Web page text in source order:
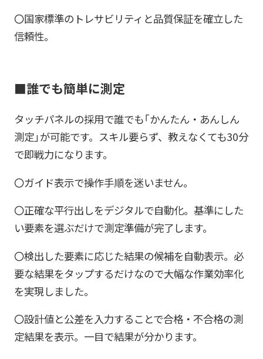
〇国家標準のトレサビリティと品質保証を確立した
信頼性。
■誰でも簡単に測定
タッチパネルの採用で誰でも「かんたん・あんしん
測定」が可能です。スキル要らず、教えなくても30分
で即戦力になります。
〇ガイド表示で操作手順を迷いません。
〇正確な平行出しをデジタルで自動化。基準にした
い要素を選ぶだけで測定準備が完了します。
〇検出した要素に応じた結果の候補を自動表示。必
要な結果をタップするだけなので大幅な作業効率化
を実現しました。
〇設計値と公差を入力することで合格・不合格の測
定結果を表示。一目で結果が分かります。